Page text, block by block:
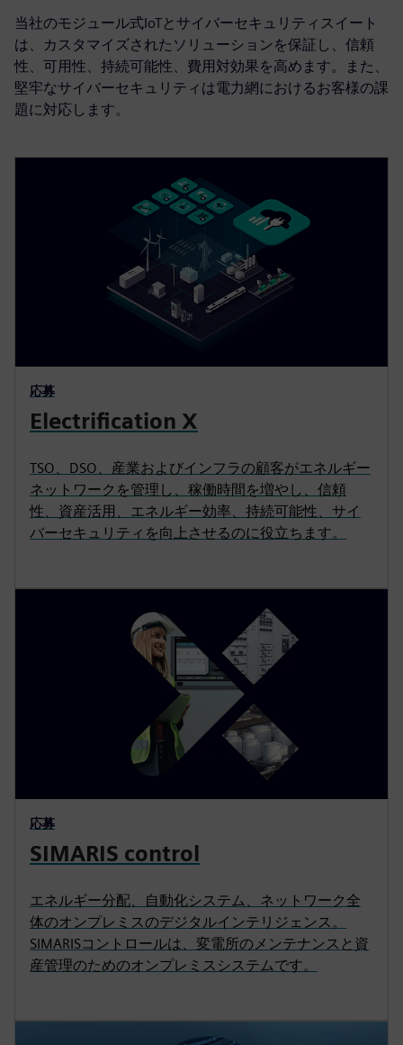
当社のモジュール式IoTとサイバーセキュリティスイート
は、カスタマイズされたソリューションを保証し、信頼
性、可用性、持続可能性、費用対効果を高めます。また、
堅牢なサイバーセキュリティは電力網におけるお客様の課
題に対応します。
応募
Electrification X
TSO、DSO、産業およびインフラの顧客がエネルギー
ネットワークを管理し、稼働時間を増やし、信頼
性、資産活用、エネルギー効率、持続可能性、サイ
バーセキュリティを向上させるのに役立ちます。
応募
SIMARIS control
エネルギー分配、自動化システム、ネットワーク全
体のオンプレミスのデジタルインテリジェンス。
SIMARISコントロールは、変電所のメンテナンスと資
産管理のためのオンプレミスシステムです。